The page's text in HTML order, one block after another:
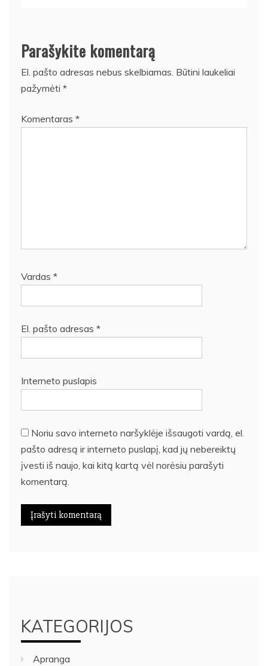
Parašykite komentarą
El. pašto adresas nebus skelbiamas. Būtini laukeliai
pažymėti *
Komentaras *
Vardas *
El. pašto adresas *
Interneto puslapis
Noriu savo interneto naršyklėje išsaugoti vardą, el.
pašto adresą ir interneto puslapį, kad jų nebereiktų
įvesti iš naujo, kai kitą kartą vėl norėsiu parašyti
komentarą.
KATEGORIJOS
Apranga